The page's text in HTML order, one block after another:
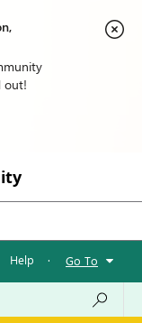
out!
Help · Go To